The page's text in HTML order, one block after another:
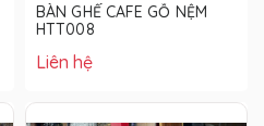
BÀN GHẾ CAFE GỖ NỆM
HTT008
Liên hệ